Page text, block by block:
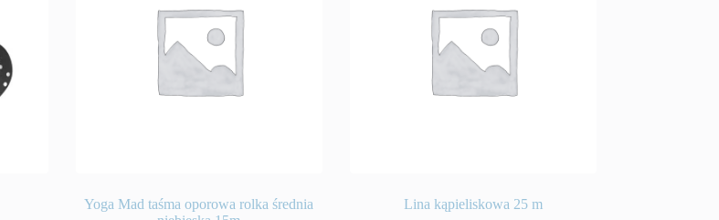
Yoga Mad taśma oporowa rolka średnia
Lina kąpieliskowa 25 m